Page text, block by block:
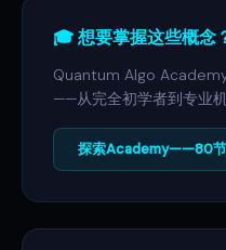
🎓 想要掌握这些概念
Quantum Algo
——从完全初学者到专业机
探索Academy——80